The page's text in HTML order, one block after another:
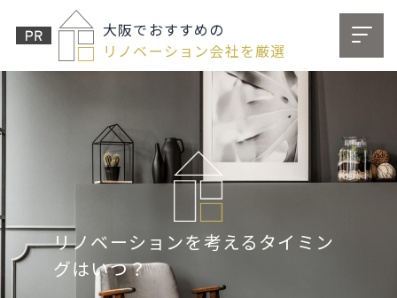
大阪でおすすめの
リノベーション会社を厳選
リノベーションを考えるタイミン
グはいつ？